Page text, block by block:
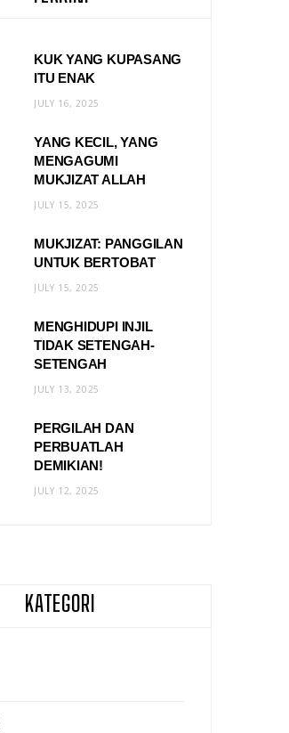
KUK YANG KUPASANG
ITU ENAK
JULY 16, 2025
YANG KECIL, YANG
MENGAGUMI
MUKJIZAT ALLAH
JULY 15, 2025
MUKJIZAT: PANGGILAN
UNTUK BERTOBAT
JULY 15, 2025
MENGHIDUPI INJIL
TIDAK SETENGAH-
SETENGAH
JULY 13, 2025
PERGILAH DAN
PERBUATLAH
DEMIKIAN!
JULY 12, 2025
KATEGORI